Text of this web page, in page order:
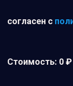
согласен с
Стоимость: 0 ₽